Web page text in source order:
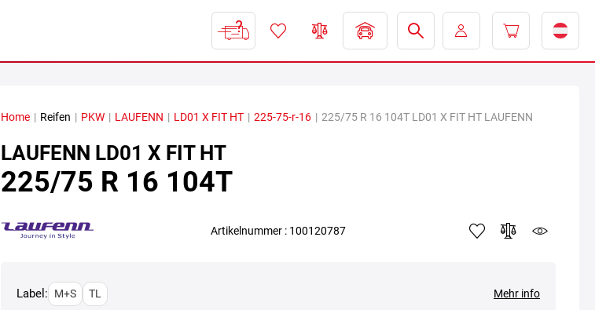
Home | Reifen | PKW | LAUFENN | LD01 X FIT HT | 225-75-r-16 | 225/75 R 16 104T LD01 X FIT HT LAUFENN
LAUFENN LD01 X FIT HT
225/75 R 16 104T
Artikelnummer : 100120787
Label: M+S TL Mehr info